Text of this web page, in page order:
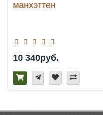
манхэттен
10 340руб.